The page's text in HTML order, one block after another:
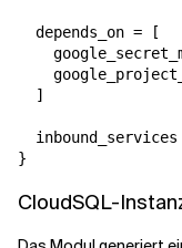
  depends_on = [
  ]
inbound_services
}
CloudSQL-